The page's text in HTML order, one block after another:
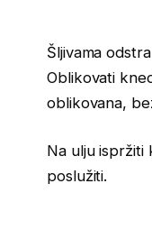
Šljivama
Oblikovati
oblikovana,
Na ulju ispržiti
poslužiti.